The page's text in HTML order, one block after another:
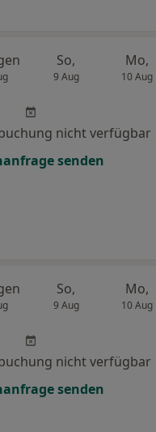
So,
9 Aug
Mo,
10 Aug
nicht verfügbar
senden
So,
9 Aug
Mo,
10 Aug
nicht verfügbar
senden